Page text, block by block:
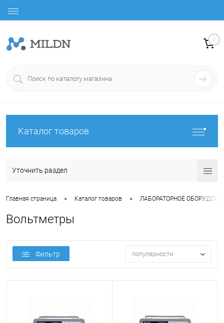
0
Каталог товаров
Уточнить раздел
Главная страница • Каталог товаров • ЛАБОРАТОРНОЕ
Вольтметры
Фильтр популярности